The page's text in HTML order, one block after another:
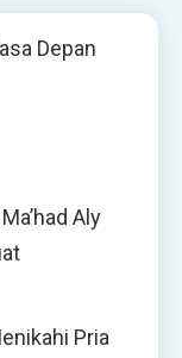
Depan
Aly
Pria